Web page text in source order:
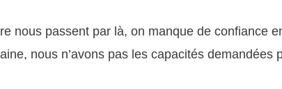
nous passent par là, on manque de confiance
nous n’avons pas les capacités demandées